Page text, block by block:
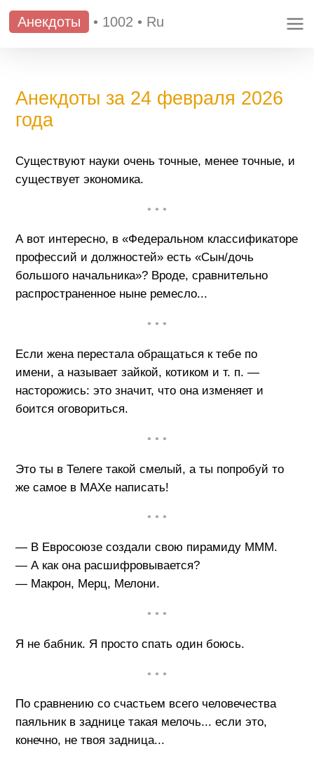
Анекдоты • 1002 • Ru
Анекдоты за 24 февраля 2026
года
Существуют науки очень точные, менее точные, и
существует экономика.
• • •
А вот интересно, в «Федеральном классификаторе
профессий и должностей» есть «Сын/дочь
большого начальника»? Вроде, сравнительно
распространенное ныне ремесло...
• • •
Если жена перестала обращаться к тебе по
имени, а называет зайкой, котиком и т. п. —
насторожись: это значит, что она изменяет и
боится оговориться.
• • •
Это ты в Телеге такой смелый, а ты попробуй то
же самое в MAXe написать!
• • •
— В Евросоюзе создали свою пирамиду МММ.
— А как она расшифровывается?
— Макрон, Мерц, Мелони.
• • •
Я не бабник. Я просто спать один боюсь.
• • •
По сравнению со счастьем всего человечества
паяльник в заднице такая мелочь... если это,
конечно, не твоя задница...